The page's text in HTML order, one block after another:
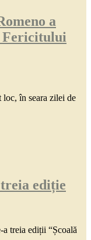
a
Fericitului
în seara zilei de
ediție
treia ediții “Școală